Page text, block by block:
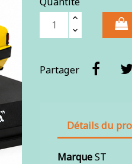
Partager
Détails du
MarqueST